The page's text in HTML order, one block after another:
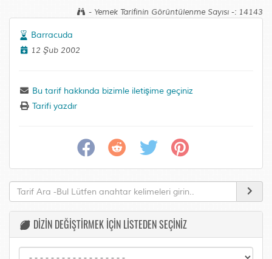
- Yemek Tarifinin Görüntülenme Sayısı -: 14143
Barracuda
12 Şub 2002
Bu tarif hakkında bizimle iletişime geçiniz
Tarifi yazdır
DİZİN DEĞİŞTİRMEK İÇİN LİSTEDEN SEÇİNİZ